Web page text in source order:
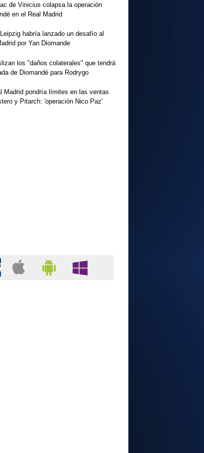
de Vinicius colapsa la operación
en el Real Madrid
habría lanzado un desafío al
por Yan Diomande
los "daños colaterales" que tendrá
de Diomandé para Rodrygo
Madrid pondría límites en las ventas
y Pitarch: 'operación Nico Paz'